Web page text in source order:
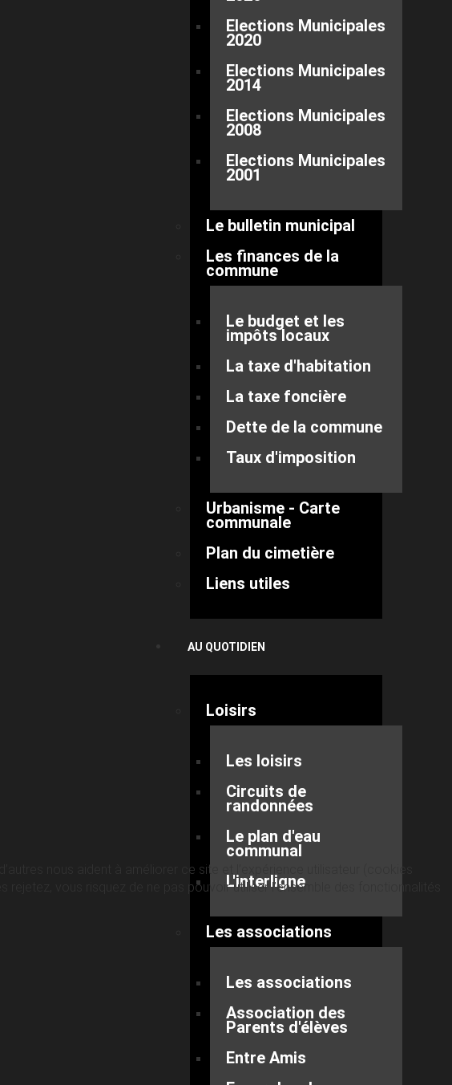
Elections Municipales
2020
Elections Municipales
2014
Elections Municipales
2008
Elections Municipales
2001
Le bulletin municipal
Les finances de la
commune
Le budget et les
impôts locaux
La taxe d'habitation
La taxe foncière
Dette de la commune
Taux d'imposition
Urbanisme - Carte
communale
Plan du cimetière
Liens utiles
AU QUOTIDIEN
Loisirs
Les loisirs
Circuits de
randonnées
Le plan d'eau
communal
L'interligne
Les associations
Les associations
Association des
Parents d'élèves
Entre Amis
nous aident à améliorer ce site et l’expérience utilisateur (cookies
vous risquez de ne pas pouvoir utiliser l’ensemble des fonctionnalités